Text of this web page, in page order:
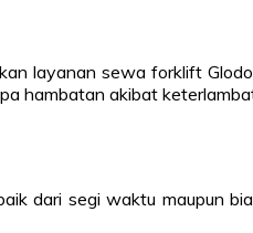
layanan sewa forklift
hambatan akibat
dari segi waktu maupun